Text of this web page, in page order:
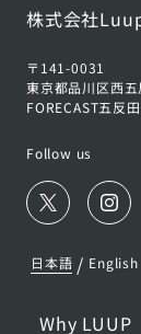
株式会社
〒141-0031
東京都品川区西
FORECAST五反
Follow us
日本語 / English
Why LUUP